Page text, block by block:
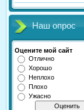
Наш опрос
Оцените мой сайт
Отлично
Хорошо
Неплохо
Плохо
Ужасно